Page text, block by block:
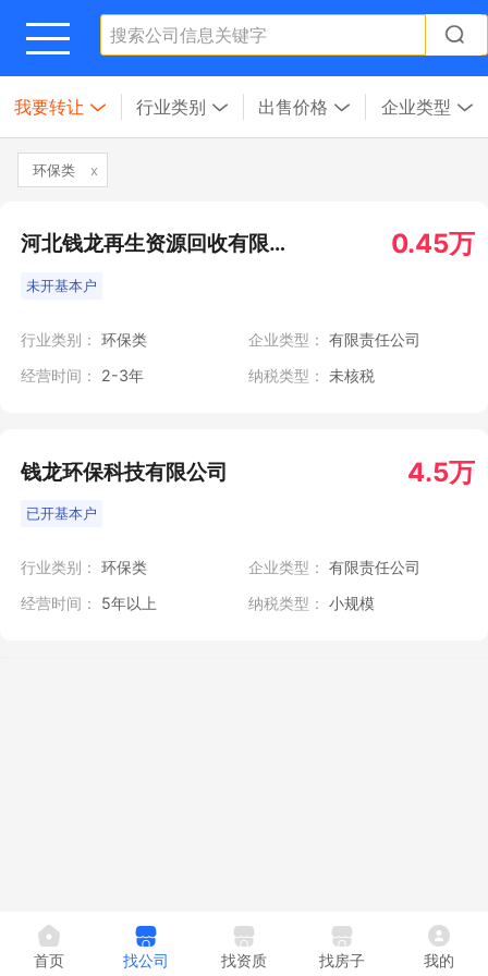
首页 找公司 找资质 找房子 我的
我要转让 行业类别 出售价格 企业类型
环保类 x
河北钱龙再生资源回收有限公司 0.45万
未开基本户
行业类别： 环保类 企业类型： 有限责任公司
经营时间：
2-3年 纳税类型： 未核税
钱龙环保科技有限公司 4.5万
已开基本户
行业类别： 环保类 企业类型： 有限责任公司
经营时间：
5年以上 纳税类型： 小规模